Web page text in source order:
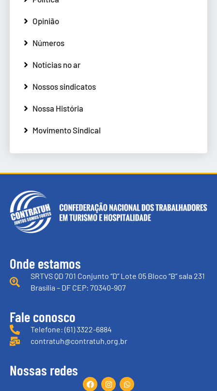
Opinião
Números
Notícias no ar
Nossos sindicatos
Nossa História
Movimento Sindical
Onde estamos
SRTVS QD 701 Conjunto “D” Lote 05 Bloco “B” sala 231
Brasília – DF CEP: 70340-907
Fale conosco
Telefone: (61) 3322-6884
contratuh@contratuh.org.br
Nossas redes